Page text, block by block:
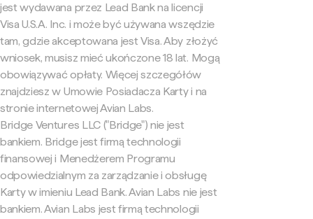
jest wydawana przez Lead Bank na licencji
Visa U.S.A. Inc. i może być używana wszędzie
tam, gdzie akceptowana jest Visa. Aby złożyć
wniosek, musisz mieć ukończone 18 lat. Mogą
obowiązywać opłaty. Więcej szczegółów
znajdziesz w Umowie Posiadacza Karty i na
stronie internetowej Avian Labs.
Bridge Ventures LLC ("Bridge") nie jest
bankiem. Bridge jest firmą technologii
finansowej i Menedżerem Programu
odpowiedzialnym za zarządzanie i obsługę
Karty w imieniu Lead Bank. Avian Labs nie jest
bankiem. Avian Labs jest firmą technologii